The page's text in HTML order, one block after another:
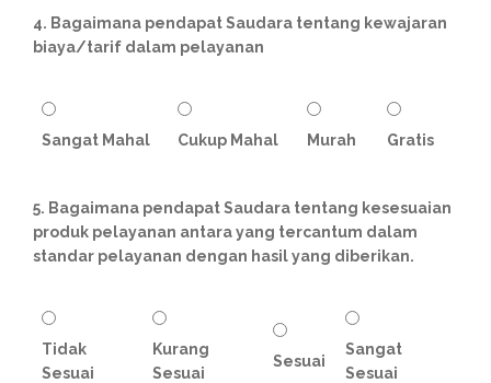
4. Bagaimana pendapat Saudara tentang kewajaran
biaya/tarif dalam pelayanan
Sangat Mahal Cukup Mahal Murah Gratis
5. Bagaimana pendapat Saudara tentang kesesuaian
produk pelayanan antara yang tercantum dalam
standar pelayanan dengan hasil yang diberikan.
Tidak
Sesuai
Kurang
Sesuai
Sesuai
Sangat
Sesuai